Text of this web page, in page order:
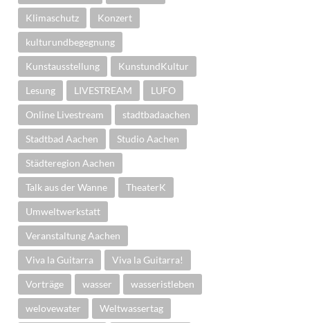
Klimaschutz Konzert
kulturundbegegnung
Kunstausstellung KunstundKultur
Lesung LIVESTREAM LUFO
Online Livestream stadtbadaachen
Stadtbad Aachen Studio Aachen
Städteregion Aachen
Talk aus der Wanne TheaterK
Umweltwerkstatt
Veranstaltung Aachen
Viva la Guitarra Viva la Guitarra!
Vorträge wasser wasseristleben
welovewater Weltwassertag